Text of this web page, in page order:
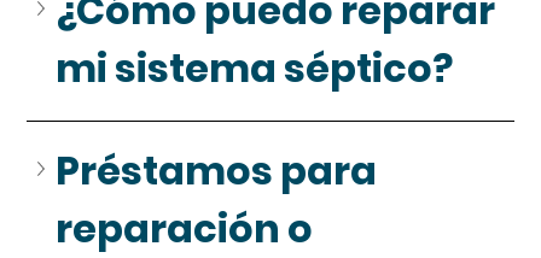
mi sistema séptico?
Préstamos para
reparación o